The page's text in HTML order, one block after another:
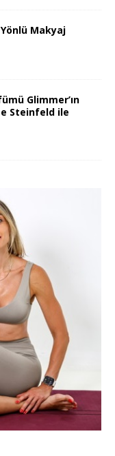
Makyaj
Glimmer’ın
Steinfeld ile